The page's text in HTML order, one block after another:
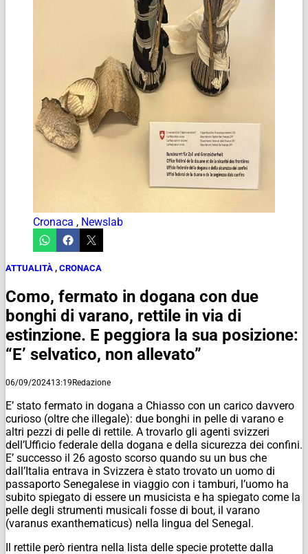
Cronaca , Newslab
ATTUALITÀ , CRONACA
Como, fermato in dogana con due
bonghi di varano, rettile in via di
estinzione. E peggiora la sua posizione:
“E’ selvatico, non allevato”
06/09/202413:19Redazione
E’ stato fermato in dogana a Chiasso con un carico davvero
curioso (oltre che illegale): due bonghi in pelle di varano e
altri pezzi di pelle di rettile. A trovarlo gli agenti svizzeri
dell’Ufficio federale della dogana e della sicurezza dei confini.
E’ successo il 26 agosto scorso quando su un bus che
dall’Italia entrava in Svizzera è stato trovato un uomo di
passaporto Senegalese in viaggio con i tamburi, l’uomo ha
subito spiegato di essere un musicista e ha spiegato come la
pelle degli strumenti musicali fosse di bout, il varano
(varanus exanthematicus) nella lingua del Senegal.
Il rettile però rientra nella lista delle specie protette dalla